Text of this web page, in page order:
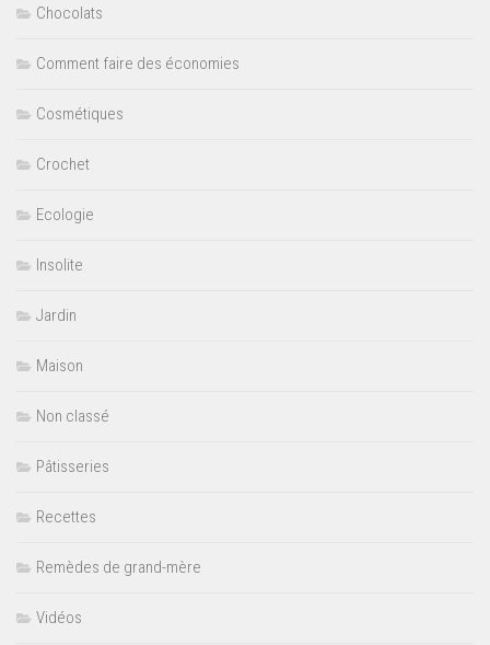
Chocolats
Comment faire des économies
Cosmétiques
Crochet
Ecologie
Insolite
Jardin
Maison
Non classé
Pâtisseries
Recettes
Remèdes de grand-mère
Vidéos